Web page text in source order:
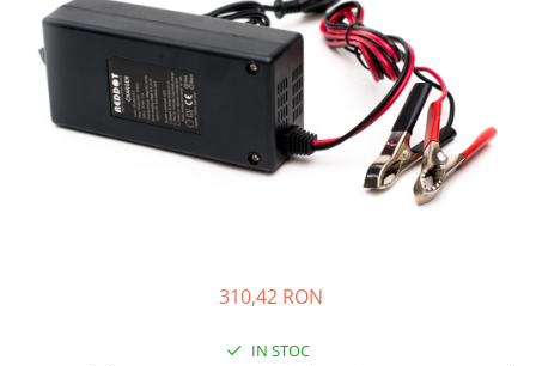
Acumulatori
Ni-MH
Li-Ion
Incarcatoare acumulatori
Panouri fotovoltaice si accesorii
310,42 RON
IN STOC